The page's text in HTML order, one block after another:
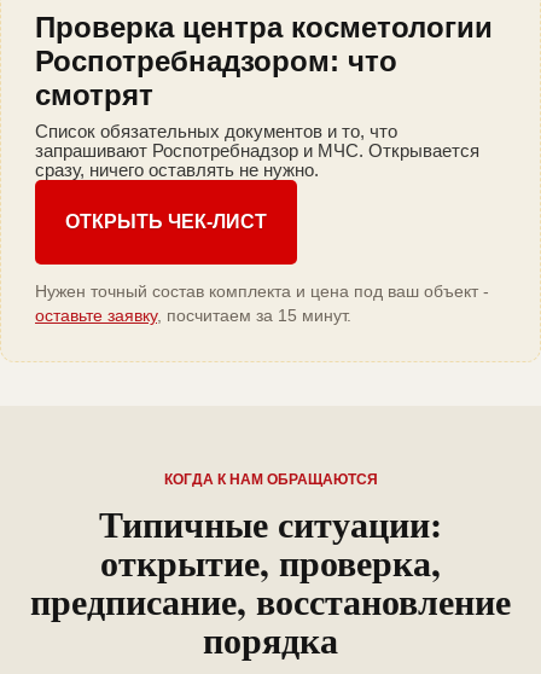
Проверка центра косметологии
Роспотребнадзором: что
смотрят
Список обязательных документов и то, что
запрашивают Роспотребнадзор и МЧС. Открывается
сразу, ничего оставлять не нужно.
ОТКРЫТЬ ЧЕК-ЛИСТ
Нужен точный состав комплекта и цена под ваш объект -
оставьте заявку, посчитаем за 15 минут.
КОГДА К НАМ ОБРАЩАЮТСЯ
Типичные ситуации:
открытие, проверка,
предписание, восстановление
порядка